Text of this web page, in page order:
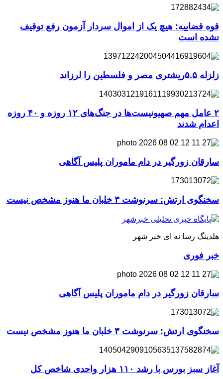
قوه قضاییه: هیچ یک از اموال سردار آزمون رفع توقیف
نشده است
زلزله ۵.۵ریشتری مصر و فلسطین را لرزاند
۲ عامل مهم صهیونیست‌ها در جنگ‌های ۱۲ روزه و ۴۰ روزه
اعدام شدند
سارقان زورگیر در دام ماموران پلیس آگاهی
سخنگوی ارتش: سرنوشت ۳ خلبان ما هنوز مشخص نیست
هلدینگ رسا نه ای خبر شهر
خبر فوری
سارقان زورگیر در دام ماموران پلیس آگاهی
سخنگوی ارتش: سرنوشت ۳ خلبان ما هنوز مشخص نیست
آغاز سبز بورس با رشد ۱۱۰ هزار واحدی شاخص کل